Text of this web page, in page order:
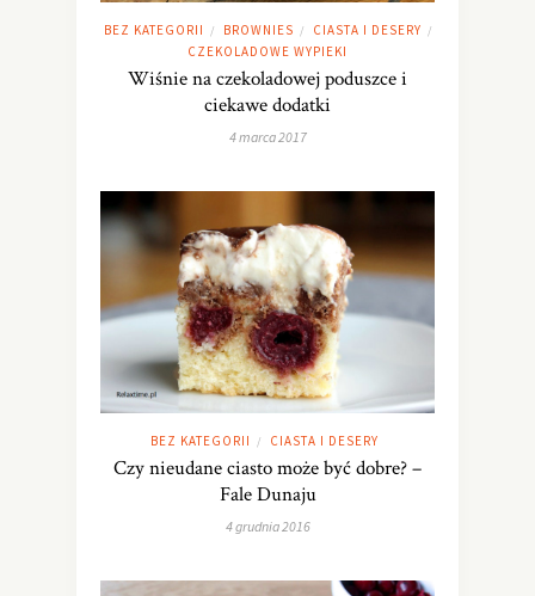
BEZ KATEGORII / BROWNIES / CIASTA I DESERY /
CZEKOLADOWE WYPIEKI
Wiśnie na czekoladowej poduszce i
ciekawe dodatki
4 marca 2017
BEZ KATEGORII / CIASTA I DESERY
Czy nieudane ciasto może być dobre? –
Fale Dunaju
4 grudnia 2016